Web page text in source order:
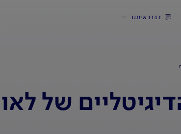
דברו איתנו
של